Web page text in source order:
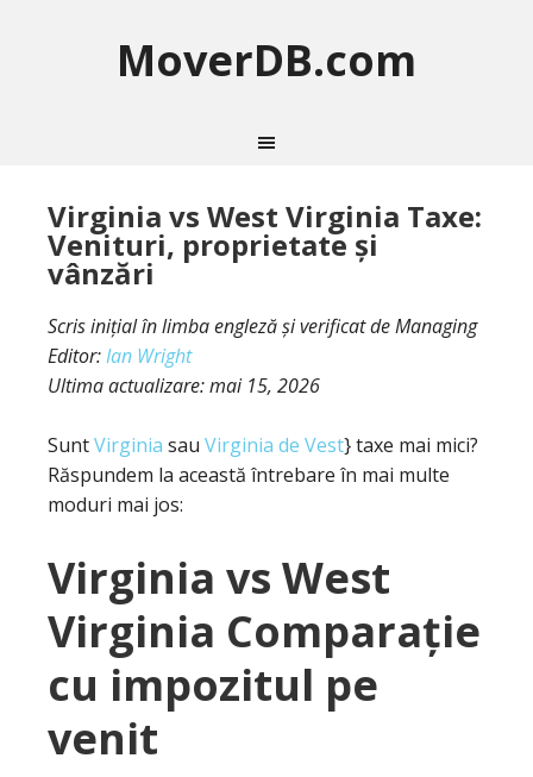
MoverDB.com
Virginia vs West Virginia Taxe:
Venituri, proprietate și
vânzări
Scris inițial în limba engleză și verificat de Managing
Editor:Ian Wright
Ultima actualizare:mai 15, 2026
SuntVirginia sau Virginia de Vest} taxe mai mici?
Răspundem la această întrebare în mai multe
moduri mai jos:
Virginia vs West
Virginia Comparație
cu impozitul pe
venit